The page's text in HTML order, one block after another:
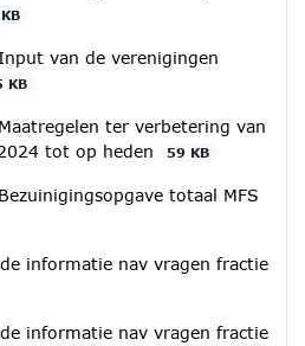
van de verenigingen
KB
ter verbetering van
tot op heden
59 KB
totaal MFS
informatie nav vragen fractie
informatie nav vragen fractie